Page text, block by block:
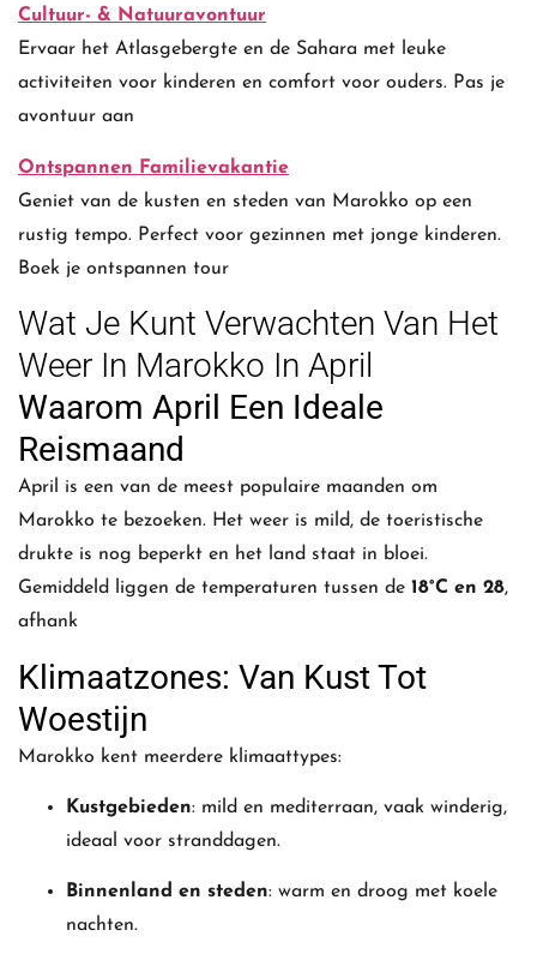
Cultuur- & Natuuravontuur
Ervaar het Atlasgebergte en de Sahara met leuke
activiteiten voor kinderen en comfort voor ouders. Pas je
avontuur aan
Ontspannen Familievakantie
Geniet van de kusten en steden van Marokko op een
rustig tempo. Perfect voor gezinnen met jonge kinderen.
Boek je ontspannen tour
Wat Je Kunt Verwachten Van Het
Weer In Marokko In April
Waarom April Een Ideale
Reismaand
April is een van de meest populaire maanden om
Marokko te bezoeken. Het weer is mild, de toeristische
drukte is nog beperkt en het land staat in bloei.
Gemiddeld liggen de temperaturen tussen de 18°C en 28,
afhank
Klimaatzones: Van Kust Tot
Woestijn
Marokko kent meerdere klimaattypes:
Kustgebieden: mild en mediterraan, vaak winderig,
ideaal voor stranddagen.
Binnenland en steden: warm en droog met koele
nachten.